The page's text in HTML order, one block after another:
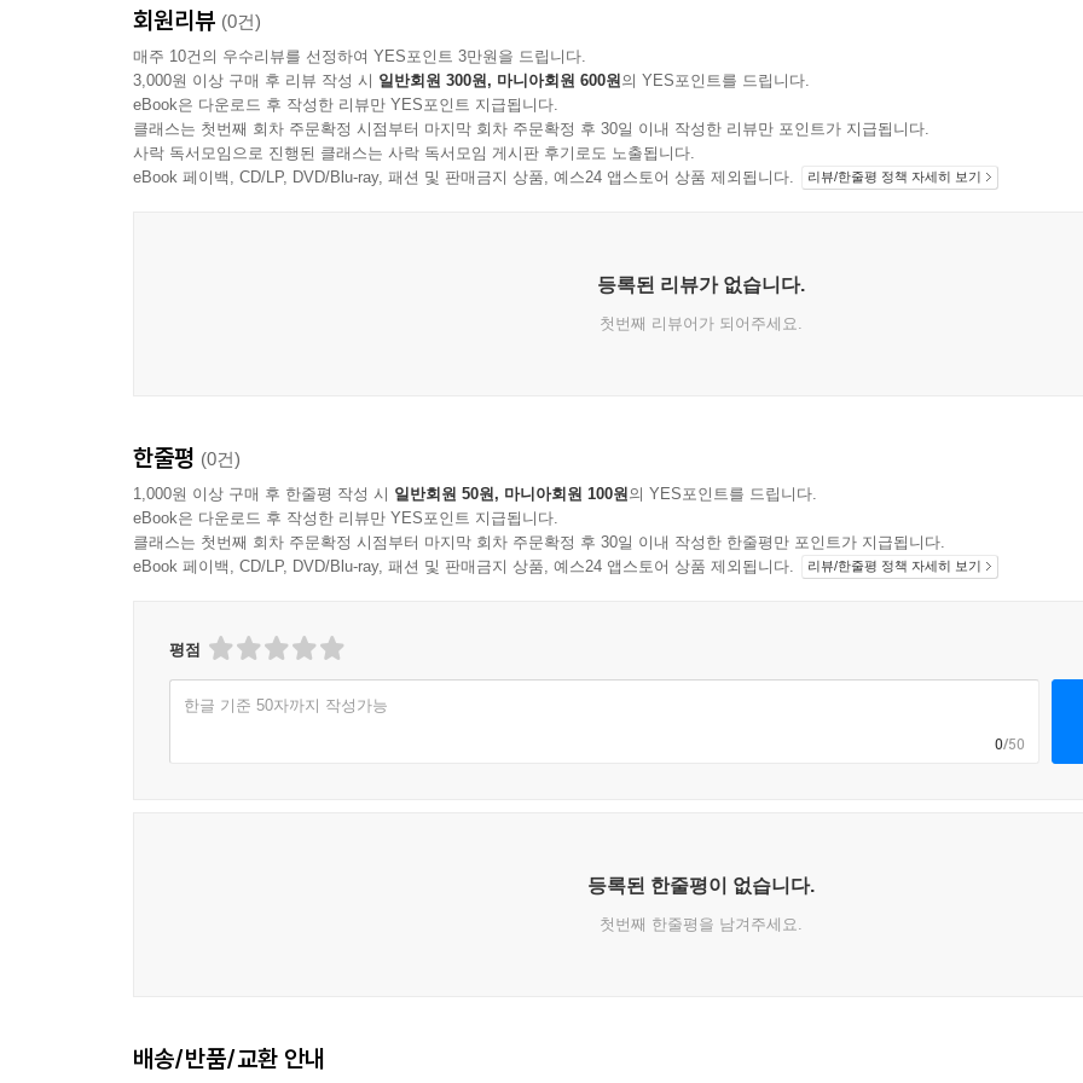
회원리뷰 (0건)
매주 10건의 우수리뷰를 선정하여 YES포인트 3만원을 드립니다.
3,000원 이상 구매 후 리뷰 작성 시 일반회원 300원, 마니아회원 600원의 YES포인트를 드립니다.
eBook은 다운로드 후 작성한 리뷰만 YES포인트 지급됩니다.
클래스는 첫번째 회차 주문확정 시점부터 마지막 회차 주문확정 후 30일 이내 작성한 리뷰만 포인트가 지급됩니다.
사락 독서모임으로 진행된 클래스는 사락 독서모임 게시판 후기로도 노출됩니다.
eBook 페이백, CD/LP, DVD/Blu-ray, 패션 및 판매금지 상품, 예스24 앱스토어 상품 제외됩니다.
리뷰/한줄평 정책 자세히 보기
등록된 리뷰가 없습니다.
첫번째 리뷰어가 되어주세요.
한줄평 (0건)
1,000원 이상 구매 후 한줄평 작성 시 일반회원 50원, 마니아회원 100원의 YES포인트를 드립니다.
eBook은 다운로드 후 작성한 리뷰만 YES포인트 지급됩니다.
클래스는 첫번째 회차 주문확정 시점부터 마지막 회차 주문확정 후 30일 이내 작성한 한줄평만 포인트가 지급됩니다.
eBook 페이백, CD/LP, DVD/Blu-ray, 패션 및 판매금지 상품, 예스24 앱스토어 상품 제외됩니다.
리뷰/한줄평 정책 자세히 보기
평점
한글 기준 50자까지 작성가능
0/50
등록된 한줄평이 없습니다.
첫번째 한줄평을 남겨주세요.
배송/반품/교환 안내